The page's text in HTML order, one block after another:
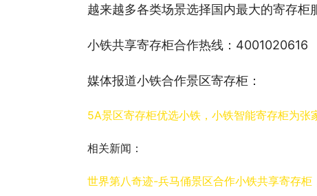
越来越多各类场景选择国内最大的寄存柜
小铁共享寄存柜合作热线：4001020616
媒体报道小铁合作景区寄存柜：
5A景区寄存柜优选小铁，小铁智能寄存柜为
相关新闻：
世界第八奇迹-兵马俑景区合作小铁共享寄存